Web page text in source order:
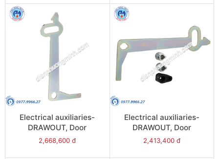
Electrical auxiliaries-
DRAWOUT, Door
interlock, left hand side
2,668,600 đ
Electrical auxiliaries-
DRAWOUT, Door
interlock, right hand side
2,413,400 đ